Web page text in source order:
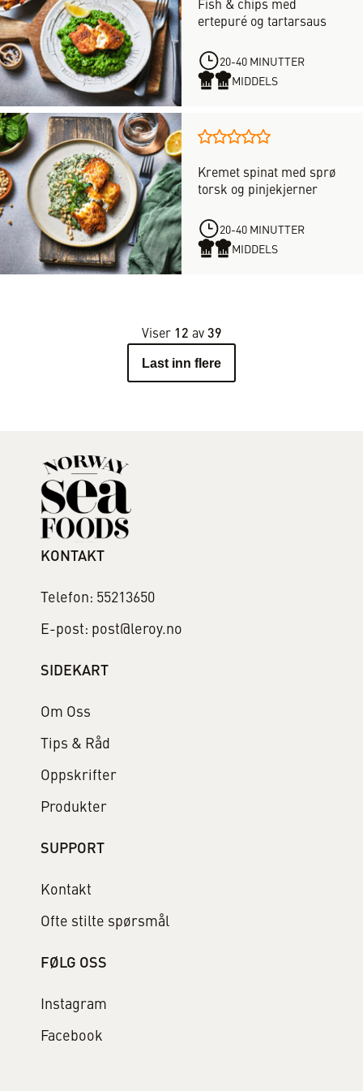
stjerner
har
forløpig
vurdering.
Vær
til
vurdere
denne
oppskriften
Fish & chips med
ertepuré og tartarsaus
20-40 MINUTTER
MIDDELS
Denne
har
forløpig
vurdering.
Vær
vurdere
oppskriften
Kremet spinat med sprø
torsk og pinjekjerner
20-40 MINUTTER
MIDDELS
Viser 12 av 39
Last inn flere
KONTAKT
Telefon: 55213650
E-post: post@leroy.no
SIDEKART
Om Oss
Tips & Råd
Oppskrifter
Produkter
SUPPORT
Kontakt
Ofte stilte spørsmål
FØLG OSS
Instagram
Facebook